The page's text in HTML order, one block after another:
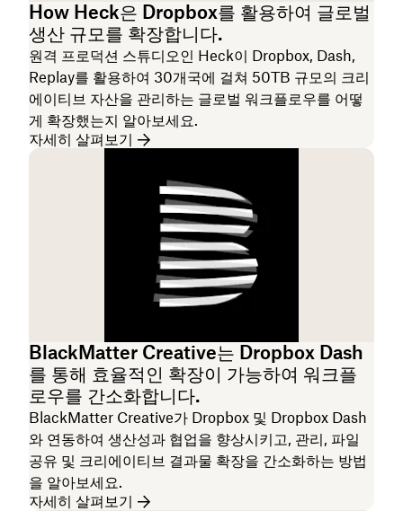
How Heck은 Dropbox를 활용하여 글로벌
생산 규모를 확장합니다.
원격 프로덕션 스튜디오인 Heck이 Dropbox, Dash,
Replay를 활용하여 30개국에 걸쳐 50TB 규모의 크리
에이티브 자산을 관리하는 글로벌 워크플로우를 어떻
게 확장했는지 알아보세요.
자세히 살펴보기
BlackMatter Creative는 Dropbox Dash
를 통해 효율적인 확장이 가능하여 워크플
로우를 간소화합니다.
BlackMatter Creative가 Dropbox 및 Dropbox Dash
와 연동하여 생산성과 협업을 향상시키고, 관리, 파일
공유 및 크리에이티브 결과물 확장을 간소화하는 방법
을 알아보세요.
자세히 살펴보기